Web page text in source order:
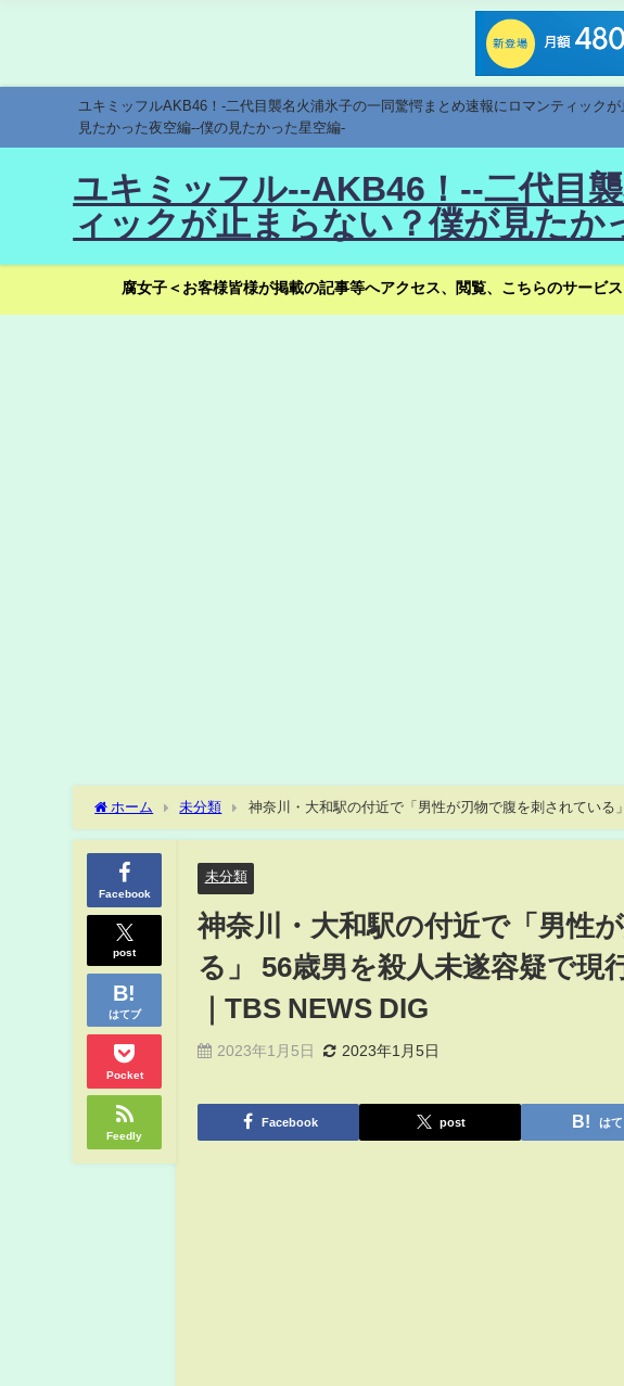
ユキミッフルAKB46！-二代目襲名火浦氷子の一同驚愕まとめ速報にロマンティック
見たかった夜空編--僕の見たかった星空編-
ユキミッフル--AKB46！--二代目
ィックが止まらない？僕が見たか
腐女子＜お客様皆様が掲載の記事等へアクセス、閲覧、こちらのサービ
ホーム 未分類
神奈川・大和駅の付近で「男性が刃物で腹を刺されてい
｜TBS NEWS DIG
Facebook
post
はてブ
Pocket
Feedly
未分類
神奈川・大和駅の付近で「男性
る」 56歳男を殺人未遂容疑で
｜TBS NEWS DIG
2023年1月5日 2023年1月5日
Facebook post は